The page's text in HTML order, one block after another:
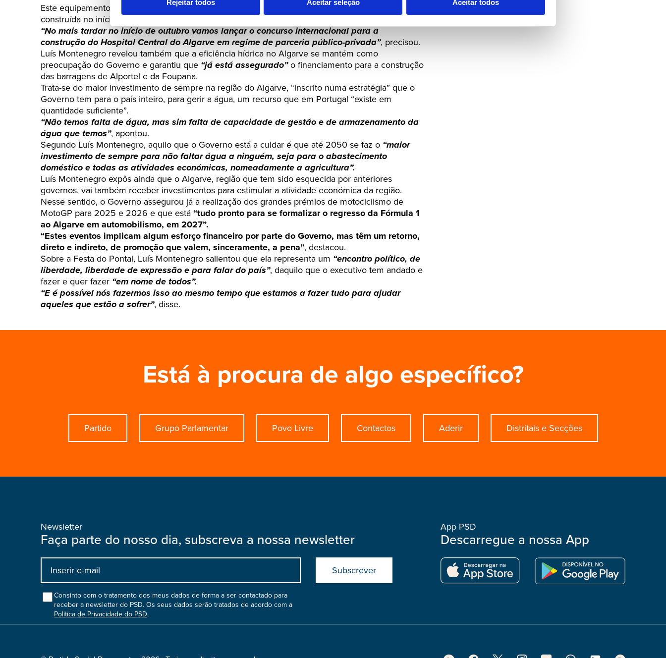
Rejeitar todos Aceitar seleção Aceitar todos
Este equipamento funcionará em regime de parceria público-privada e deverá começar a ser
construída no início de 2027 para entrar em funcionamento em 2030.
“No mais tardar no início de outubro vamos lançar o concurso internacional para a
construção do Hospital Central do Algarve em regime de parceria público-privada”, precisou.
Luís Montenegro revelou também que a eficiência hídrica no Algarve se mantém como
preocupação do Governo e garantiu que “já está assegurado”o financiamento para a construção
das barragens de Alportel e da Foupana.
Trata-se do maior investimento de sempre na região do Algarve, “inscrito numa estratégia” que o
Governo tem para o país inteiro, para gerir a água, um recurso que em Portugal “existe em
quantidade suficiente”.
“Não temos falta de água, mas sim falta de capacidade de gestão e de armazenamento da
água que temos”, apontou.
Segundo Luís Montenegro, aquilo que o Governo está a cuidar é que até 2050 se faz o “maior
investimento de sempre para não faltar água a ninguém, seja para o abastecimento
doméstico e todas as atividades económicas, nomeadamente a agricultura”.
Luís Montenegro expôs ainda que o Algarve, região que tem sido esquecida por anteriores
governos, vai também receber investimentos para estimular a atividade económica da região.
Nesse sentido, o Governo assegurou já a realização dos grandes prémios de motociclismo de
MotoGP para 2025 e 2026 e que está “tudo pronto para se formalizar o regresso da Fórmula 1
ao Algarve em automobilismo, em 2027”.
“Estes eventos implicam algum esforço financeiro por parte do Governo, mas têm um retorno,
direto e indireto, de promoção que valem, sinceramente, a pena”, destacou.
Sobre a Festa do Pontal, Luís Montenegro salientou que ela representa um “encontro político, de
liberdade, liberdade de expressão e para falar do país”, daquilo que o executivo tem andado e
fazer e quer fazer “em nome de todos”.
“E é possível nós fazermos isso ao mesmo tempo que estamos a fazer tudo para ajudar
aqueles que estão a sofrer”, disse.
Está à procura de algo específico?
Partido Grupo Parlamentar Povo Livre Contactos Aderir Distritais e Secções
Newsletter
Faça parte do nosso dia, subscreva a nossa newsletter
Input
bootstrap
colConsinto com o tratamento dos meus dados de forma a ser contactado para
receber a newsletter do PSD. Os seus dados serão tratados de acordo com a
Política de Privacidade do PSD.
Submit
boostrap
App PSD
Descarregue a nossa App